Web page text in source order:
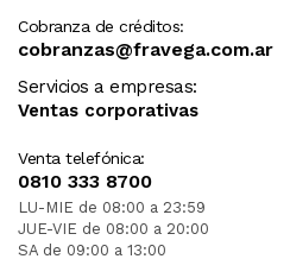
Cobranza de créditos:
cobranzas@fravega.com.ar
Servicios a empresas:
Ventas corporativas
Venta telefónica:
0810 333 8700
LU-MIE de 08:00 a 23:59
JUE-VIE de 08:00 a 20:00
SA de 09:00 a 13:00